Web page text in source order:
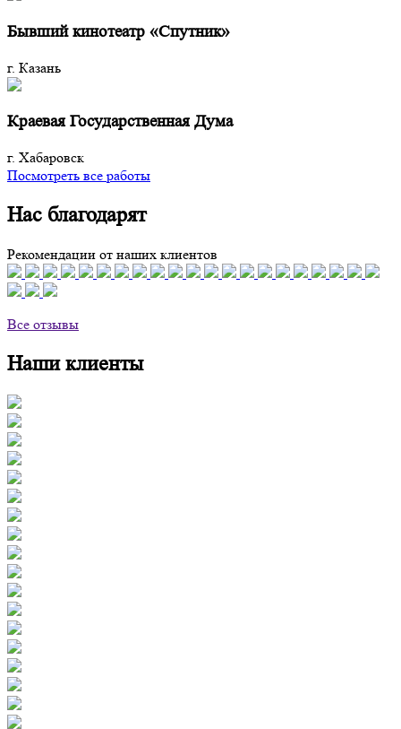
Бывший кинотеатр «Спутник»
г. Казань
Краевая Государственная Дума
г. Хабаровск
Посмотреть все работы
Нас благодарят
Рекомендации от наших клиентов
Все отзывы
Наши клиенты